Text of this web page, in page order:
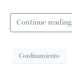
Continue reading
Confinamiento